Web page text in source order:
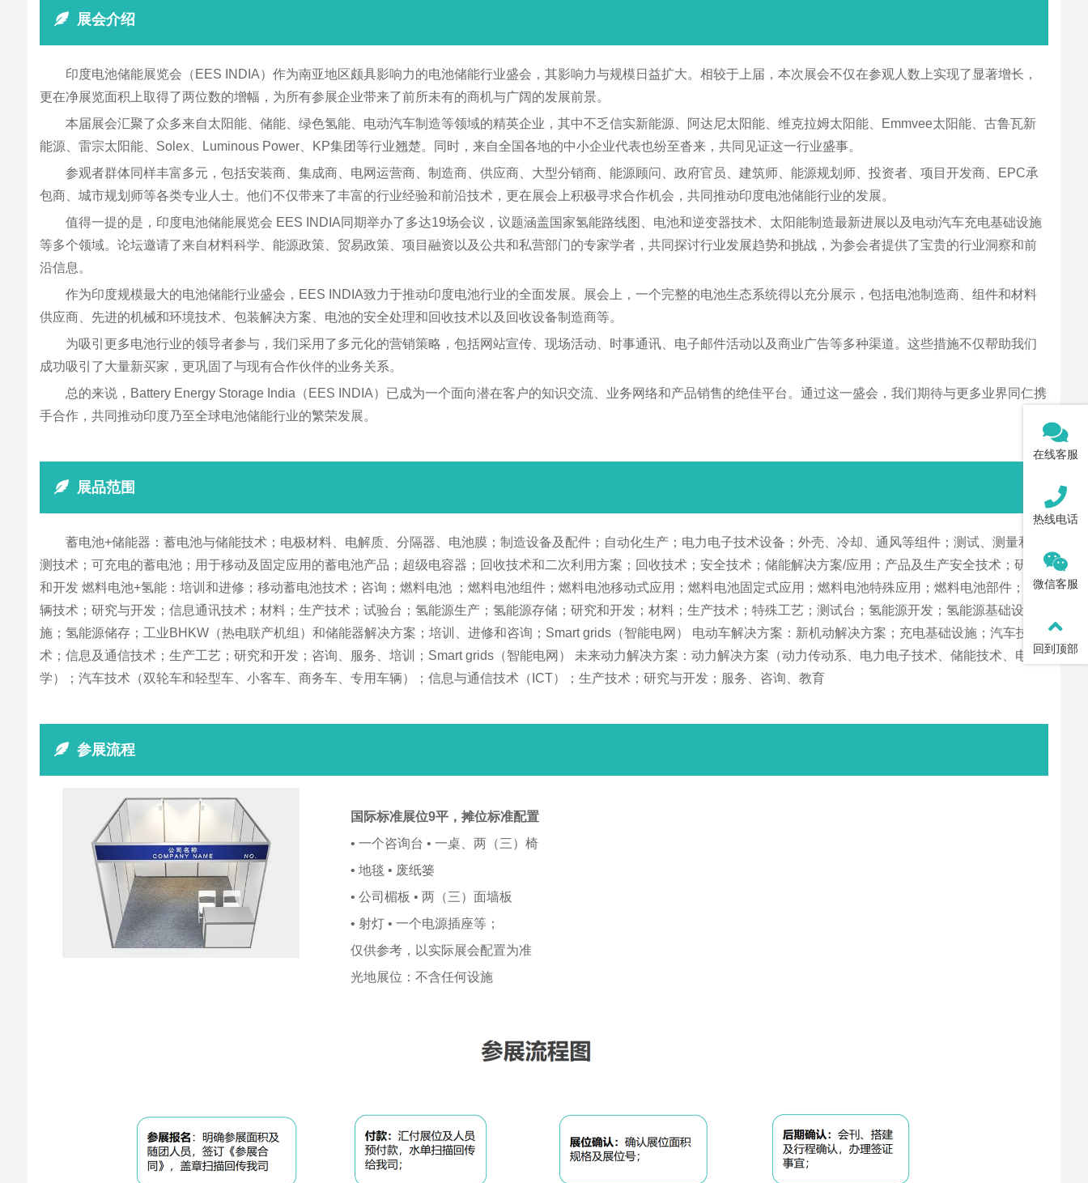
展会介绍
印度电池储能展览会（EES INDIA）作为南亚地区颇具影响力的电池储能行业盛会，其影响力与规模日益扩大。相较于上届，本次展会不仅在参观人数上实现了显著增长，
更在净展览面积上取得了两位数的增幅，为所有参展企业带来了前所未有的商机与广阔的发展前景。
本届展会汇聚了众多来自太阳能、储能、绿色氢能、电动汽车制造等领域的精英企业，其中不乏信实新能源、阿达尼太阳能、维克拉姆太阳能、Emmvee太阳能、古鲁瓦新
能源、雷宗太阳能、Solex、Luminous Power、KP集团等行业翘楚。同时，来自全国各地的中小企业代表也纷至沓来，共同见证这一行业盛事。
参观者群体同样丰富多元，包括安装商、集成商、电网运营商、制造商、供应商、大型分销商、能源顾问、政府官员、建筑师、能源规划师、投资者、项目开发商、EPC承
包商、城市规划师等各类专业人士。他们不仅带来了丰富的行业经验和前沿技术，更在展会上积极寻求合作机会，共同推动印度电池储能行业的发展。
值得一提的是，印度电池储能展览会 EES INDIA同期举办了多达19场会议，议题涵盖国家氢能路线图、电池和逆变器技术、太阳能制造最新进展以及电动汽车充电基础设施
等多个领域。论坛邀请了来自材料科学、能源政策、贸易政策、项目融资以及公共和私营部门的专家学者，共同探讨行业发展趋势和挑战，为参会者提供了宝贵的行业洞察和前
沿信息。
作为印度规模最大的电池储能行业盛会，EES INDIA致力于推动印度电池行业的全面发展。展会上，一个完整的电池生态系统得以充分展示，包括电池制造商、组件和材料
供应商、先进的机械和环境技术、包装解决方案、电池的安全处理和回收技术以及回收设备制造商等。
为吸引更多电池行业的领导者参与，我们采用了多元化的营销策略，包括网站宣传、现场活动、时事通讯、电子邮件活动以及商业广告等多种渠道。这些措施不仅帮助我们
成功吸引了大量新买家，更巩固了与现有合作伙伴的业务关系。
总的来说，Battery Energy Storage India（EES INDIA）已成为一个面向潜在客户的知识交流、业务网络和产品销售的绝佳平台。通过这一盛会，我们期待与更多业界同仁携
手合作，共同推动印度乃至全球电池储能行业的繁荣发展。
展品范围
蓄电池+储能器：蓄电池与储能技术；电极材料、电解质、分隔器、电池膜；制造设备及配件；自动化生产；电力电子技术设备；外壳、冷却、通风等组件；测试、测量和检
测技术；可充电的蓄电池；用于移动及固定应用的蓄电池产品；超级电容器；回收技术和二次利用方案；回收技术；安全技术；储能解决方案/应用；产品及生产安全技术；研究
和开发 燃料电池+氢能：培训和进修；移动蓄电池技术；咨询；燃料电池 ；燃料电池组件；燃料电池移动式应用；燃料电池固定式应用；燃料电池特殊应用；燃料电池部件；车
辆技术；研究与开发；信息通讯技术；材料；生产技术；试验台；氢能源生产；氢能源存储；研究和开发；材料；生产技术；特殊工艺；测试台；氢能源开发；氢能源基础设
施；氢能源储存；工业BHKW（热电联产机组）和储能器解决方案；培训、进修和咨询；Smart grids（智能电网） 电动车解决方案：新机动解决方案；充电基础设施；汽车技
术；信息及通信技术；生产工艺；研究和开发；咨询、服务、培训；Smart grids（智能电网） 未来动力解决方案：动力解决方案（动力传动系、电力电子技术、储能技术、电
学）；汽车技术（双轮车和轻型车、小客车、商务车、专用车辆）；信息与通信技术（ICT）；生产技术；研究与开发；服务、咨询、教育
参展流程
国际标准展位9平， 摊位标准配置
• 一个咨询台 • 一桌、两（三）椅
• 地毯 • 废纸篓
• 公司楣板 • 两（三）面墙板
• 射灯 • 一个电源插座等；
仅供参考，以实际展会配置为准
光地展位：不含任何设施
在线客服
热线电话
微信客服
回到顶部